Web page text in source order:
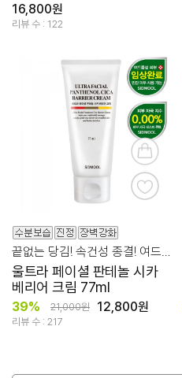
16,800원
리뷰 수 : 122
울트라 페이셜 판테놀 시카
베리어 크림 77ml
39% 21,000원 12,800원
리뷰 수 : 217